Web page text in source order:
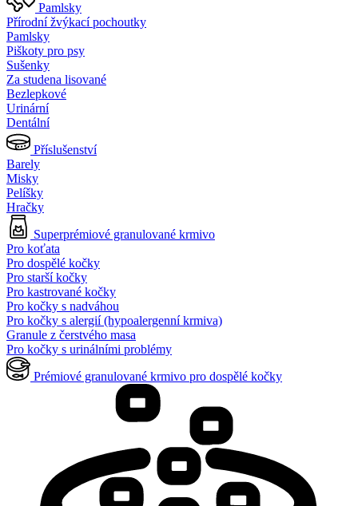
Pamlsky
Přírodní žvýkací pochoutky
Pamlsky
Piškoty pro psy
Sušenky
Za studena lisované
Bezlepkové
Urinární
Dentální
Příslušenství
Barely
Misky
Pelíšky
Hračky
Superprémiové granulované krmivo
Pro koťata
Pro dospělé kočky
Pro starší kočky
Pro kastrované kočky
Pro kočky s nadváhou
Pro kočky s alergií (hypoalergenní krmiva)
Granule z čerstvého masa
Pro kočky s urinálními problémy
Prémiové granulované krmivo pro dospělé kočky